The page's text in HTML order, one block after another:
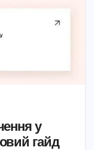
у
гайд